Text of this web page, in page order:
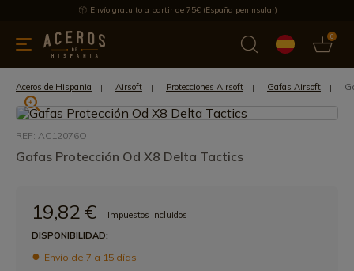
Envío gratuito a partir de 75€ (España peninsular)
0
menaje Ofertas Ultimas novedades Los más vendidos
Aceros de Hispania Airsoft Protecciones Airsoft Gafas Airsoft
REF: AC12076O
Gafas Protección Od X8 Delta Tactics
19,82 €
Impuestos incluidos
DISPONIBILIDAD:
Envío de 7 a 15 días